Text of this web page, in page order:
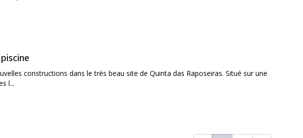
constructions dans le très beau site de Quinta das Raposeiras. Situé sur une
l...